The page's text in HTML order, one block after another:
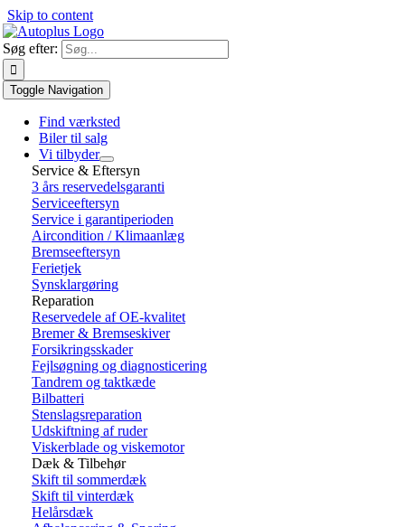
Skip to content
Søg efter:
Toggle Navigation
Find værksted
Biler til salg
Vi tilbyder
Service & Eftersyn
3 års reservedelsgaranti
Serviceeftersyn
Service i garantiperioden
Aircondition / Klimaanlæg
Bremseeftersyn
Ferietjek
Synsklargøring
Reparation
Reservedele af OE-kvalitet
Bremer & Bremseskiver
Forsikringsskader
Fejlsøgning og diagnosticering
Tandrem og taktkæde
Bilbatteri
Stenslagsreparation
Udskiftning af ruder
Viskerblade og viskemotor
Dæk & Tilbehør
Skift til sommerdæk
Skift til vinterdæk
Helårsdæk